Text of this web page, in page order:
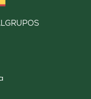
GRUPOS